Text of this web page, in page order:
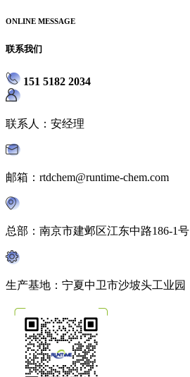
ONLINE MESSAGE
联系我们
151 5182 2034
联系人：安经理
邮箱：rtdchem@runtime-chem.com
总部：南京市建邺区江东中路186-1号
生产基地：宁夏中卫市沙坡头工业园